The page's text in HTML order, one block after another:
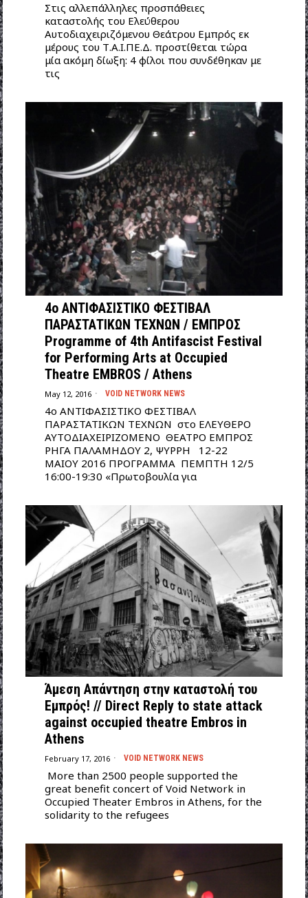
Στις αλλεπάλληλες προσπάθειες
καταστολής του Ελεύθερου
Αυτοδιαχειριζόμενου Θεάτρου Εμπρός εκ
μέρους του Τ.Α.Ι.ΠΕ.Δ. προστίθεται τώρα
μία ακόμη δίωξη: 4 φίλοι που συνδέθηκαν με
τις
4ο ΑΝΤΙΦΑΣΙΣΤΙΚΟ ΦΕΣΤΙΒΑΛ
ΠΑΡΑΣΤΑΤΙΚΩΝ ΤΕΧΝΩΝ / EMΠΡΟΣ
Programme of 4th Antifascist Festival
for Performing Arts at Occupied
Theatre EMBROS / Athens
May 12, 2016 VOID NETWORK NEWS
4ο ΑΝΤΙΦΑΣΙΣΤΙΚΟ ΦΕΣΤΙΒΑΛ
ΠΑΡΑΣΤΑΤΙΚΩΝ ΤΕΧΝΩΝ στο ΕΛΕΥΘΕΡΟ
ΑΥΤΟΔΙΑΧΕΙΡΙΖΟΜΕΝΟ ΘΕΑΤΡΟ ΕΜΠΡΟΣ
ΡΗΓΑ ΠΑΛΑΜΗΔΟΥ 2, ΨΥΡΡΗ 12-22
ΜΑΙΟΥ 2016 ΠΡΟΓΡΑΜΜΑ ΠΕΜΠΤΗ 12/5
16:00-19:30 «Πρωτοβουλία για
Άμεση Απάντηση στην καταστολή του
Εμπρός! // Direct Reply to state attack
against occupied theatre Embros in
Athens
February 17, 2016 VOID NETWORK NEWS
More than 2500 people supported the
great benefit concert of Void Network in
Occupied Theater Embros in Athens, for the
solidarity to the refugees